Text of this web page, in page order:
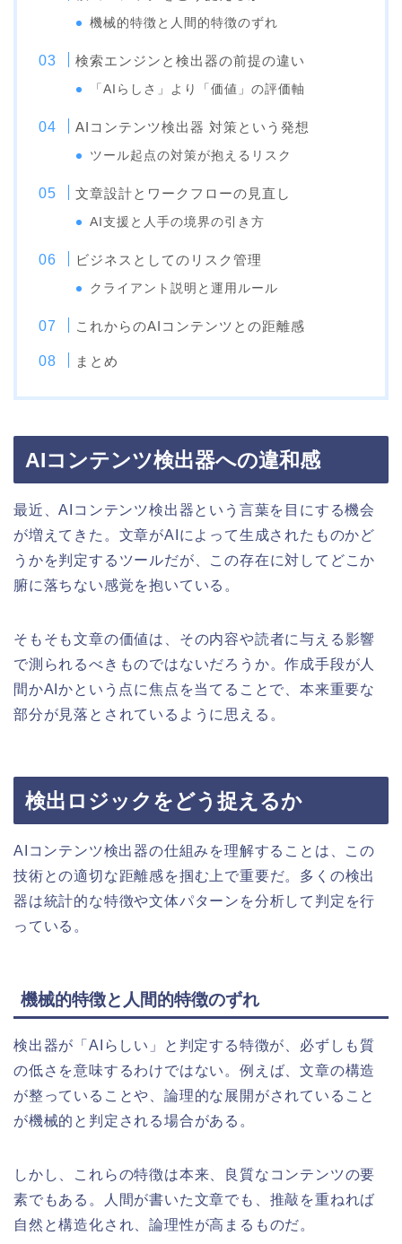
機械的特徴と人間的特徴のずれ
検索エンジンと検出器の前提の違い
「AIらしさ」より「価値」の評価軸
AIコンテンツ検出器 対策という発想
ツール起点の対策が抱えるリスク
文章設計とワークフローの見直し
AI支援と人手の境界の引き方
ビジネスとしてのリスク管理
クライアント説明と運用ルール
これからのAIコンテンツとの距離感
まとめ
AIコンテンツ検出器への違和感
最近、AIコンテンツ検出器という言葉を目にする機会
が増えてきた。文章がAIによって生成されたものかど
うかを判定するツールだが、この存在に対してどこか
腑に落ちない感覚を抱いている。
そもそも文章の価値は、その内容や読者に与える影響
で測られるべきものではないだろうか。作成手段が人
間かAIかという点に焦点を当てることで、本来重要な
部分が見落とされているように思える。
検出ロジックをどう捉えるか
AIコンテンツ検出器の仕組みを理解することは、この
技術との適切な距離感を掴む上で重要だ。多くの検出
器は統計的な特徴や文体パターンを分析して判定を行
っている。
機械的特徴と人間的特徴のずれ
検出器が「AIらしい」と判定する特徴が、必ずしも質
の低さを意味するわけではない。例えば、文章の構造
が整っていることや、論理的な展開がされていること
が機械的と判定される場合がある。
しかし、これらの特徴は本来、良質なコンテンツの要
素でもある。人間が書いた文章でも、推敲を重ねれば
自然と構造化され、論理性が高まるものだ。